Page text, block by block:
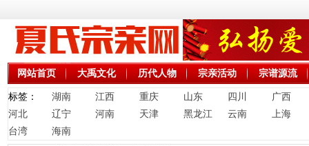
网站首页 大禹文化 历代人物 宗亲活动 宗谱源流
标签： 湖南 江西 重庆 山东 四川
广西
河北
辽宁 河南 天津 黑龙江 云南
上海
台湾
海南